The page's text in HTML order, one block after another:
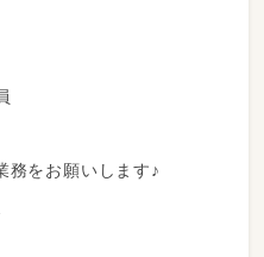
務をお願いします♪
ＯＫ
でブランクある方も大丈夫